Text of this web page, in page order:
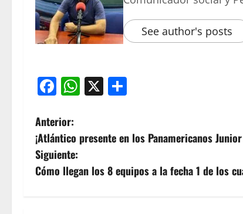
See author's posts
Facebook
WhatsApp
X
Anterior:
¡Atlántico presente en los Panamericanos
Siguiente:
Cómo llegan los 8 equipos a la fecha 1 de los